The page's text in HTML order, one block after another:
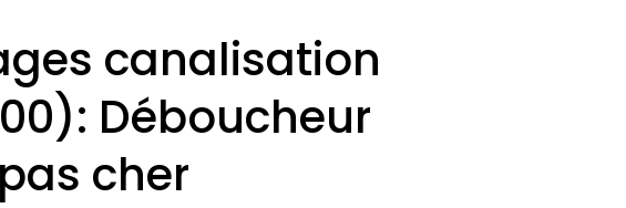
canalisation
Déboucheur
cher